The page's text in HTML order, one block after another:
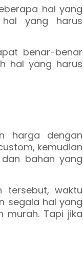
hal yang
hal yang harus
benar-benar
hal yang harus
harga dengan
kemudian
bahan yang
tersebut, waktu
segala hal yang
murah. Tapi jika